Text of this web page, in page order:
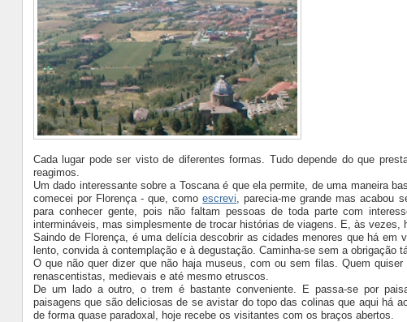
Cada lugar pode ser visto de diferentes formas. Tudo depende do que
reagimos.
Um dado interessante sobre a Toscana é que ela permite, de uma maneira
comecei por Florença - que, comoescrevi , parecia-me grande mas acabou
para conhecer gente, pois não faltam pessoas de toda parte com
intermináveis, mas simplesmente de trocar histórias de viagens. E, às vezes,
Saindo de Florença, é uma delícia descobrir as cidades menores que há
lento, convida à contemplação e à degustação. Caminha-se sem a obrigação
O que não quer dizer que não haja museus, com ou sem filas. Quem
renascentistas, medievais e até mesmo etruscos.
De um lado a outro, o trem é bastante conveniente. E passa-se por
paisagens que são deliciosas de se avistar do topo das colinas que aqui há
de forma quase paradoxal, hoje recebe os visitantes com os braços abertos.